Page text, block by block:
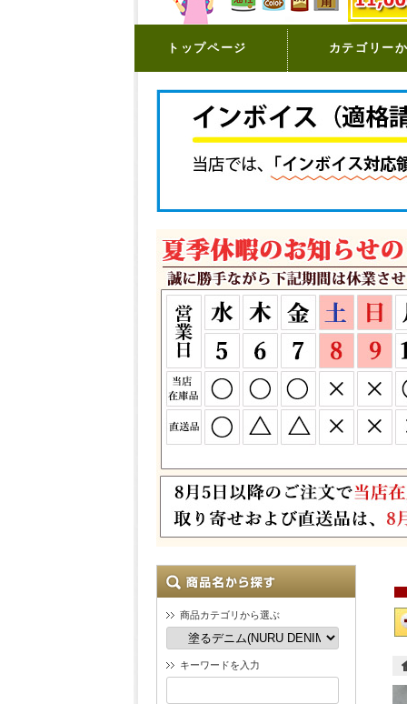
トップページ カテゴリー
商品カテゴリから選ぶ
キーワードを入力